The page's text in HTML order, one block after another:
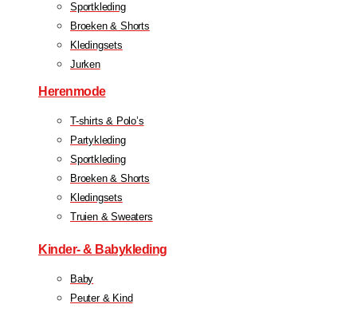
Sportkleding
Broeken & Shorts
Kledingsets
Jurken
Herenmode
T-shirts & Polo’s
Partykleding
Sportkleding
Broeken & Shorts
Kledingsets
Truien & Sweaters
Kinder- & Babykleding
Baby
Peuter & Kind